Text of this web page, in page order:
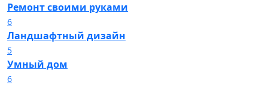
Ремонт своими руками
6
Ландшафтный дизайн
5
Умный дом
6